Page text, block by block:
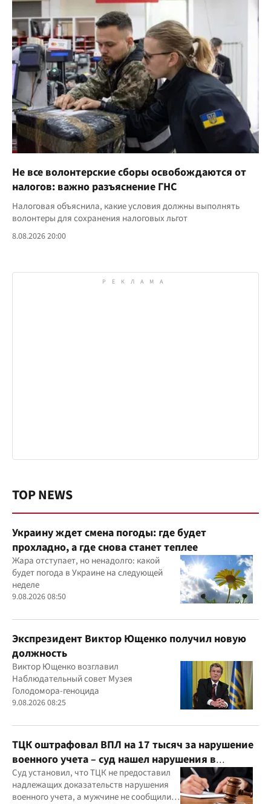
Не все волонтерские сборы освобождаются от
налогов: важно разъяснение ГНС
Налоговая объяснила, какие условия должны выполнять
волонтеры для сохранения налоговых льгот
8.08.2026 20:00
TOP NEWS
Украину ждет смена погоды: где будет
прохладно, а где снова станет теплее
Жара отступает, но ненадолго: какой
будет погода в Украине на следующей
неделе
9.08.2026 08:50
Экспрезидент Виктор Ющенко получил новую
должность
Виктор Ющенко возглавил
Наблюдательный совет Музея
Голодомора-геноцида
9.08.2026 08:25
ТЦК оштрафовал ВПЛ на 17 тысяч за нарушение
военного учета – суд нашел нарушения в
действиях ТЦК
Суд установил, что ТЦК не предоставил
надлежащих доказательств нарушения
военного учета, а мужчине не сообщили